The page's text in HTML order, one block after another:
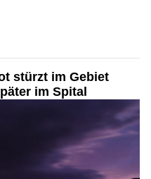
stürzt im Gebiet
im Spital